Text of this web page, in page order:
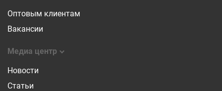
Оптовым клиентам
Вакансии
Медиа центр
Новости
Статьи